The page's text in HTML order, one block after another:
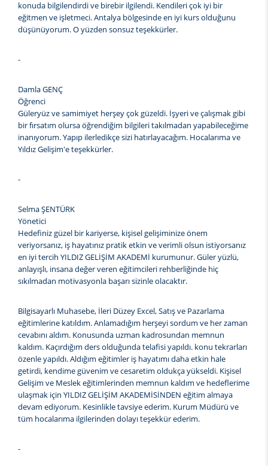
konuda bilgilendirdi ve birebir ilgilendi. Kendileri çok iyi bir
eğitmen ve işletmeci. Antalya bölgesinde en iyi kurs olduğunu
düşünüyorum. O yüzden sonsuz teşekkürler.
-
Damla GENÇ
Öğrenci
Güleryüz ve samimiyet herşey çok güzeldi. İşyeri ve çalışmak gibi
bir fırsatım olursa öğrendiğim bilgileri takılmadan yapabileceğime
inanıyorum. Yapıp ilerledikçe sizi hatırlayacağım. Hocalarıma ve
Yıldız Gelişim'e teşekkürler.
-
Selma ŞENTÜRK
Yönetici
Hedefiniz güzel bir kariyerse, kişisel gelişiminize önem
veriyorsanız, iş hayatınız pratik etkin ve verimli olsun istiyorsanız
en iyi tercih YILDIZ GELİŞİM AKADEMİ kurumunur. Güler yüzlü,
anlayışlı, insana değer veren eğitimcileri rehberliğinde hiç
sıkılmadan motivasyonla başarı sizinle olacaktır.
Bilgisayarlı Muhasebe, İleri Düzey Excel, Satış ve Pazarlama
eğitimlerine katıldım. Anlamadığım herşeyi sordum ve her zaman
cevabını aldım. Konusunda uzman kadrosundan memnun
kaldım. Kaçırdığım ders olduğunda telafisi yapıldı. konu tekrarları
özenle yapıldı. Aldığım eğitimler iş hayatımı daha etkin hale
getirdi, kendime güvenim ve cesaretim oldukça yükseldi. Kişisel
Gelişim ve Meslek eğitimlerinden memnun kaldım ve hedeflerime
ulaşmak için YILDIZ GELİŞİM AKADEMİSİNDEN eğitim almaya
devam ediyorum. Kesinlikle tavsiye ederim. Kurum Müdürü ve
tüm hocalarıma ilgilerinden dolayı teşekkür ederim.
-